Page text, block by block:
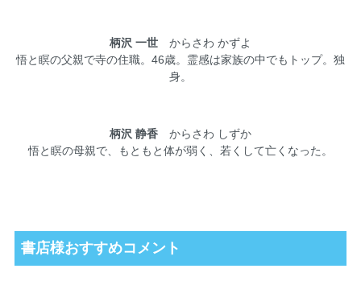
柄沢 一世からさわ かずよ
悟と瞑の父親で寺の住職。46歳。霊感は家族の中でもトップ。独
身。
柄沢 静香からさわ しずか
悟と瞑の母親で、もともと体が弱く、若くして亡くなった。
書店様おすすめコメント